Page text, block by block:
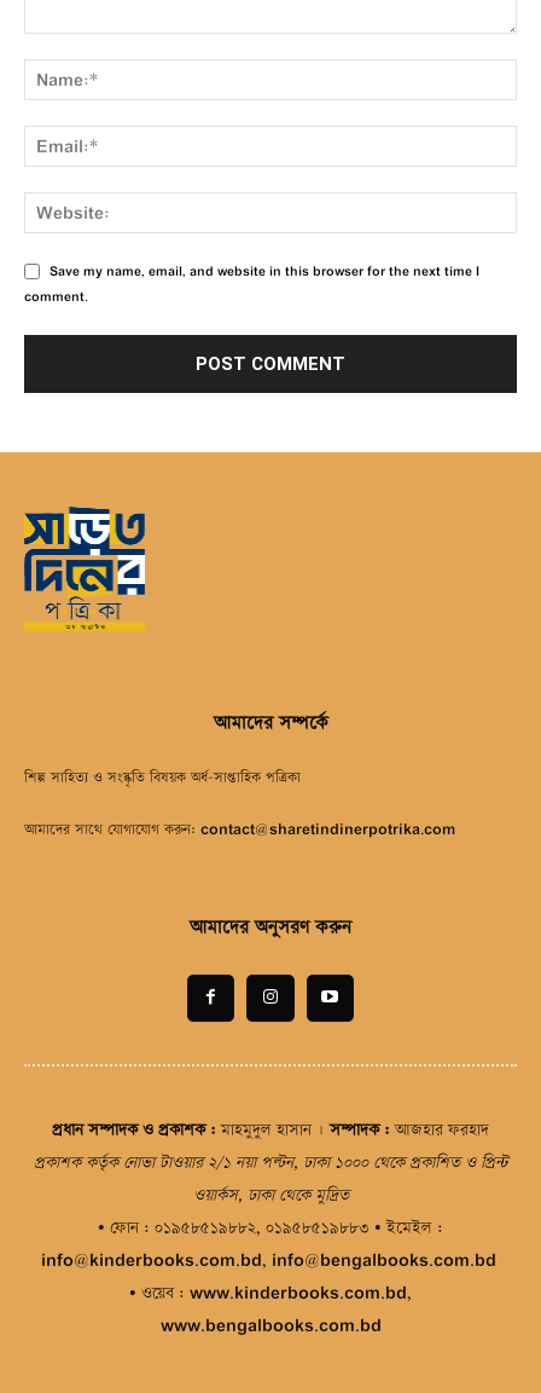
Save my name, email, and website in this browser for the next time I
comment.
আমাদের সম্পর্কে
শিল্প সাহিত্য ও সংস্কৃতি বিষয়ক অর্ধ-সাপ্তাহিক পত্রিকা
আমাদের সাথে যোগাযোগ করুন: contact@sharetindinerpotrika.com
আমাদের অনুসরণ করুন
প্রধান সম্পাদক ও প্রকাশক:মাহমুদুল হাসান |সম্পাদক :আজহার ফরহাদ
প্রকাশক কর্তৃক নোভা টাওয়ার ২/১ নয়া পল্টন, ঢাকা ১০০০ থেকে প্রকাশিত ও প্রিন্ট
ওয়ার্কস, ঢাকা থেকে মুদ্রিত
• ফোন : ০১৯৫৮৫১৯৮৮২, ০১৯৫৮৫১৯৮৮৩ • ইমেইল :
info@kinderbooks.com.bd, info@bengalbooks.com.bd
• ওয়েব : www.kinderbooks.com.bd,
www.bengalbooks.com.bd